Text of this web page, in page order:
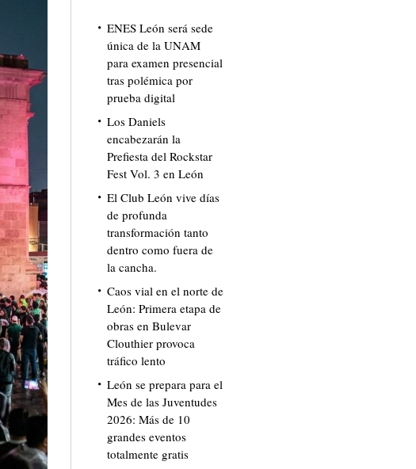
ENES León será sede
única de la UNAM
para examen presencial
tras polémica por
prueba digital
Los Daniels
encabezarán la
Prefiesta del Rockstar
Fest Vol. 3 en León
El Club León vive días
de profunda
transformación tanto
dentro como fuera de
la cancha.
Caos vial en el norte de
León: Primera etapa de
obras en Bulevar
Clouthier provoca
tráfico lento
León se prepara para el
Mes de las Juventudes
2026: Más de 10
grandes eventos
totalmente gratis